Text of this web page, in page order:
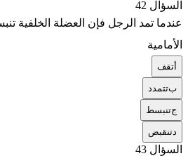
السؤال 42
عندما تمد الرجل فإن العضلة الخلفية
الأمامية
تقف
بتتمدد
جتنبسط
تنقبض
السؤال 43